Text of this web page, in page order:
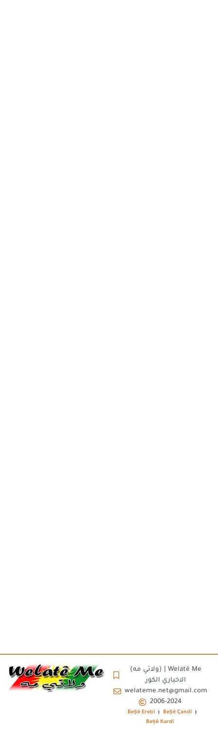
(ولاتي مه) | Welatê Me
الاخباري الكور
welateme.net@gmail.com
2006-2024
Beşê Erebî
Beşê Çandî
Beșê Kurdî